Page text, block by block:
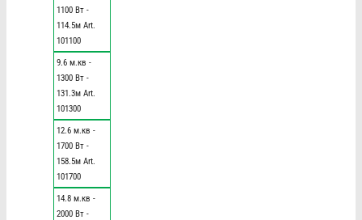
1100 Вт -
114.5м Art.
101100
9.6 м.кв -
1300 Вт -
131.3м Art.
101300
12.6 м.кв -
1700 Вт -
158.5м Art.
101700
14.8 м.кв -
2000 Вт -